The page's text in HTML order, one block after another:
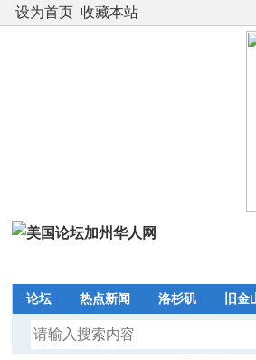
设为首页 收藏本站
论坛 热点新闻 洛杉矶 旧金